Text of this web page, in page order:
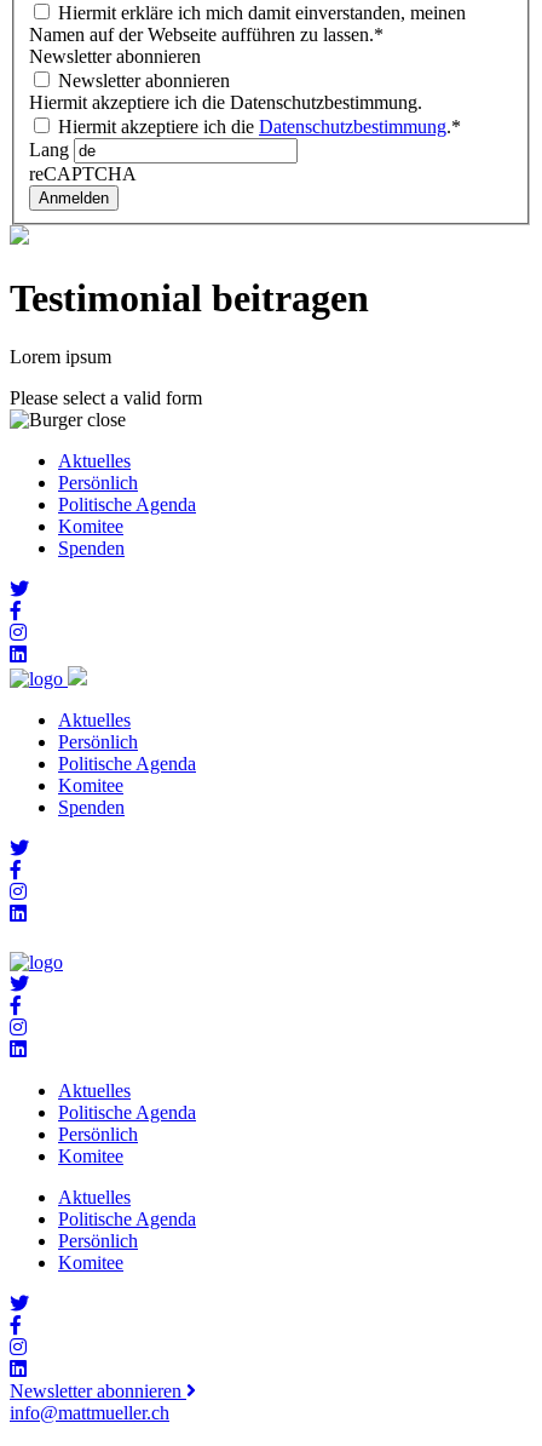
Hiermit erkläre ich mich damit einverstanden, meinen
Namen auf der Webseite aufführen zu lassen.*
Newsletter abonnieren
Newsletter abonnieren
Hiermit akzeptiere ich die Datenschutzbestimmung.
Hiermit akzeptiere ich die Datenschutzbestimmung.*
Lang
reCAPTCHA
Anmelden
Testimonial beitragen
Lorem ipsum
Please select a valid form
Aktuelles
Persönlich
Politische Agenda
Komitee
Spenden
Aktuelles
Persönlich
Politische Agenda
Komitee
Spenden
Aktuelles
Politische Agenda
Persönlich
Komitee
Aktuelles
Politische Agenda
Persönlich
Komitee
Newsletter abonnieren
info@mattmueller.ch